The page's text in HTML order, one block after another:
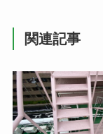
関連記事